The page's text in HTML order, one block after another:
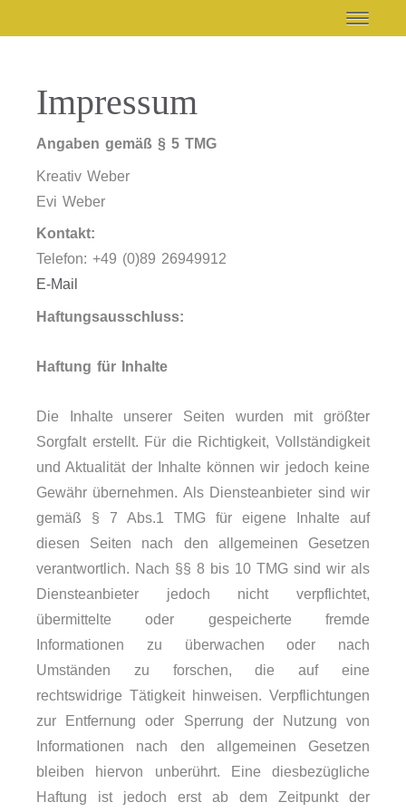
Impressum
Angaben gemäß § 5 TMG
Kreativ Weber
Evi Weber
Kontakt:
Telefon: +49 (0)89 26949912
E-Mail
Haftungsausschluss:
Haftung für Inhalte
Die Inhalte unserer Seiten wurden mit größter
Sorgfalt erstellt. Für die Richtigkeit, Vollständigkeit
und Aktualität der Inhalte können wir jedoch keine
Gewähr übernehmen. Als Diensteanbieter sind wir
gemäß § 7 Abs.1 TMG für eigene Inhalte auf
diesen Seiten nach den allgemeinen Gesetzen
verantwortlich. Nach §§ 8 bis 10 TMG sind wir als
Diensteanbieter jedoch nicht verpflichtet,
übermittelte oder gespeicherte fremde
Informationen zu überwachen oder nach
Umständen zu forschen, die auf eine
rechtswidrige Tätigkeit hinweisen. Verpflichtungen
zur Entfernung oder Sperrung der Nutzung von
Informationen nach den allgemeinen Gesetzen
bleiben hiervon unberührt. Eine diesbezügliche
Haftung ist jedoch erst ab dem Zeitpunkt der